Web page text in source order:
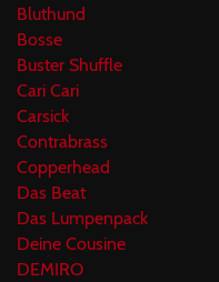
Bluthund
Bosse
Buster Shuffle
Cari Cari
Carsick
Contrabrass
Copperhead
Das Beat
Das Lumpenpack
Deine Cousine
DEMIRO